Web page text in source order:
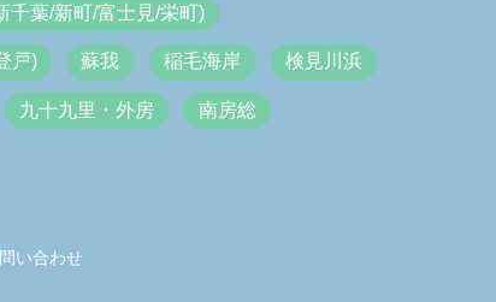
千葉/新町/富士見/栄町)
戸) 蘇我 稲毛海岸 検見川浜
九十九里・外房 南房総
い合わせ